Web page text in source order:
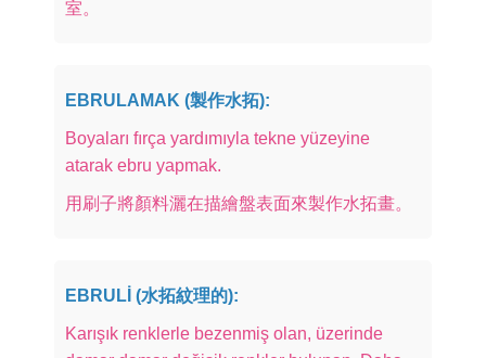
室。
EBRULAMAK (製作水拓):
Boyaları fırça yardımıyla tekne yüzeyine
atarak ebru yapmak.
用刷子將顏料灑在描繪盤表面來製作水拓畫。
EBRULİ (水拓紋理的):
Karışık renklerle bezenmiş olan, üzerinde